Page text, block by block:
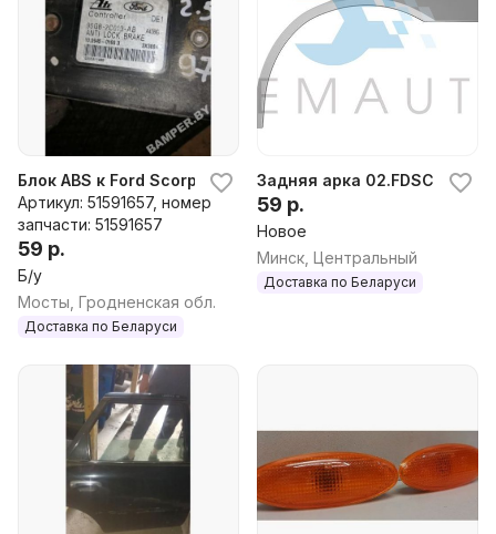
Блок ABS к Ford Scorpio 2
Артикул: 51591657, номер
запчасти: 51591657
59 р.
Б/у
Мосты, Гродненская обл.
Доставка по Беларуси
Задняя арка
59 р.
Новое
Минск, Центральный
Доставка по Беларуси